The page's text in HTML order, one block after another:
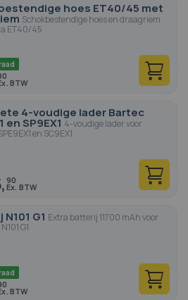
hoes ET40/45 met
Schokbestendige hoes en draagriem
ET40/45
4-voudige lader Bartec
en SP9EX1 4-voudige lader voor
en SC9EX1
90
G1 Extra batterij 11700 mAh voor
G1